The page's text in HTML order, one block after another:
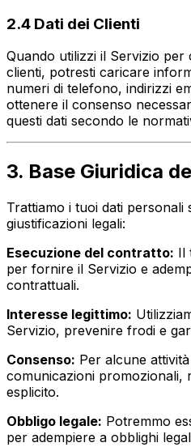
2.4 Dati dei Clienti
Quando utilizzi il Servizio
clienti, potresti caricare
numeri di telefono, indirizzi
ottenere il consenso
questi dati secondo le
3. Base Giuridica
Trattiamo i tuoi dati personali
giustificazioni legali:
Esecuzione del contratto: Il
per fornire il Servizio e
contrattuali.
Interesse legittimo:
Servizio, prevenire frodi e
Consenso: Per alcune
comunicazioni promozionali,
esplicito.
Obbligo legale: Potremmo
per adempiere a obblighi